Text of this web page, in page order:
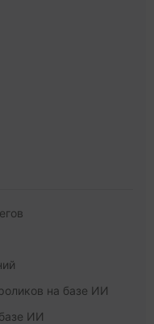
на базе ИИ
ИИ